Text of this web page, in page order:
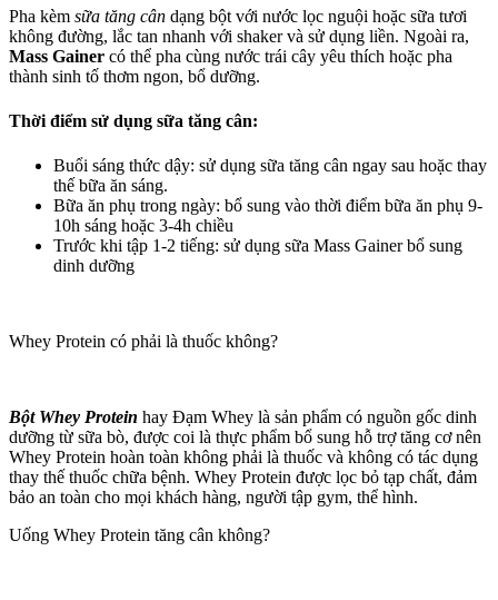
Pha kèm sữa tăng cân dạng bột với nước lọc nguội hoặc sữa tươi
không đường, lắc tan nhanh với shaker và sử dụng liền. Ngoài ra,
Mass Gainer có thể pha cùng nước trái cây yêu thích hoặc pha
thành sinh tố thơm ngon, bổ dưỡng.
Thời điểm sử dụng sữa tăng cân:
Buổi sáng thức dậy: sử dụng sữa tăng cân ngay sau hoặc thay
thế bữa ăn sáng.
Bữa ăn phụ trong ngày: bổ sung vào thời điểm bữa ăn phụ 9-
10h sáng hoặc 3-4h chiều
Trước khi tập 1-2 tiếng: sử dụng sữa Mass Gainer bổ sung
dinh dưỡng
Whey Protein có phải là thuốc không?
Bột Whey Protein hay Đạm Whey là sản phẩm có nguồn gốc dinh
dưỡng từ sữa bò, được coi là thực phẩm bổ sung hỗ trợ tăng cơ nên
Whey Protein hoàn toàn không phải là thuốc và không có tác dụng
thay thế thuốc chữa bệnh. Whey Protein được lọc bỏ tạp chất, đảm
bảo an toàn cho mọi khách hàng, người tập gym, thể hình.
Uống Whey Protein tăng cân không?